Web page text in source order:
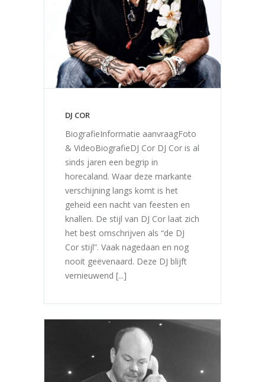
DJ COR
BiografieInformatie aanvraagFoto
& VideoBiografieDJ Cor DJ Cor is al
sinds jaren een begrip in
horecaland. Waar deze markante
verschijning langs komt is het
geheid een nacht van feesten en
knallen. De stijl van DJ Cor laat zich
het best omschrijven als “de DJ
Cor stijl”. Vaak nagedaan en nog
nooit geëvenaard. Deze DJ blijft
vernieuwend [...]